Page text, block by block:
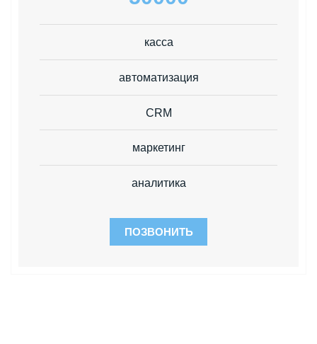
касса
автоматизация
CRM
маркетинг
аналитика
ПОЗВОНИТЬ